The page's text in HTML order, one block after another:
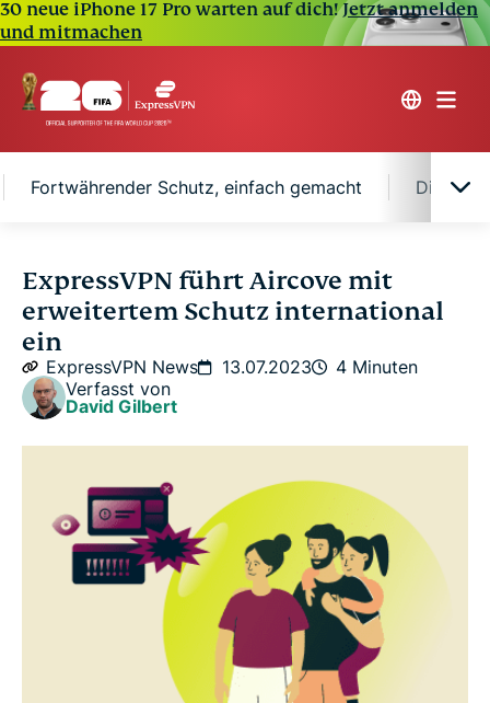
30 neue iPhone 17 Pro warten auf dich!Jetzt anmelden
und mitmachen
Fortwährender Schutz, einfach gemacht Die
Neue Funktionen für ein sichereres und
angenehmeres Online-Erlebnis
Fortwährender Schutz, einfach gemacht
Die wichtigsten Funktionen
Digitaler Schutz für Ihr Zuhause, neu definiert
ExpressVPN führt Aircove mit
erweitertem Schutz international
ein
ExpressVPN News 13.07.2023
4 Minuten
Verfasst von
David Gilbert